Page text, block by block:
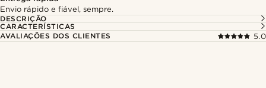
Envio rápido e fiável, sempre.
DESCRIÇÃO
CARACTERÍSTICAS
AVALIAÇÕES DOS CLIENTES
5.0